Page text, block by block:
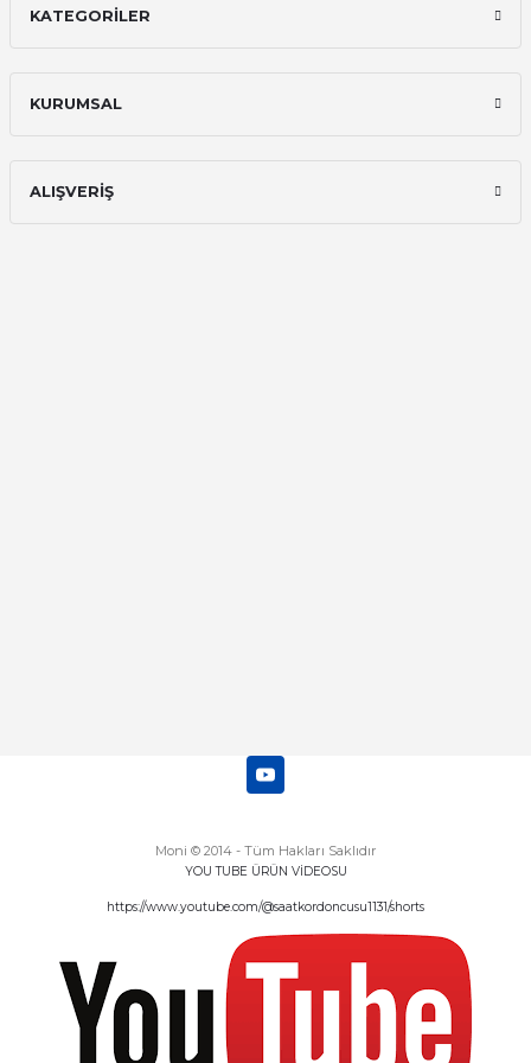
İlk defa alışveriş yaptım ve gayet
KATEGORİLER
KURUMSAL
ALIŞVERİŞ
Moni © 2014 - Tüm Hakları Saklıdır
YOU TUBE ÜRÜN VİDEOSU
https://www.youtube.com/@saatkordoncusu1131/shorts